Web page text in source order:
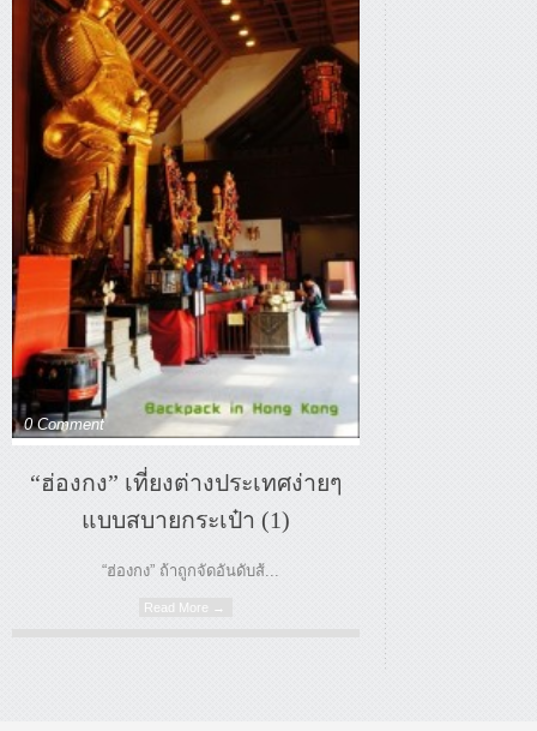
0 Comment
“ฮ่องกง” เที่ยงต่างประเทศง่ายๆ
แบบสบายกระเป๋า (1)
“ฮ่องกง” ถ้าถูกจัดอันดับส้...
Read More →